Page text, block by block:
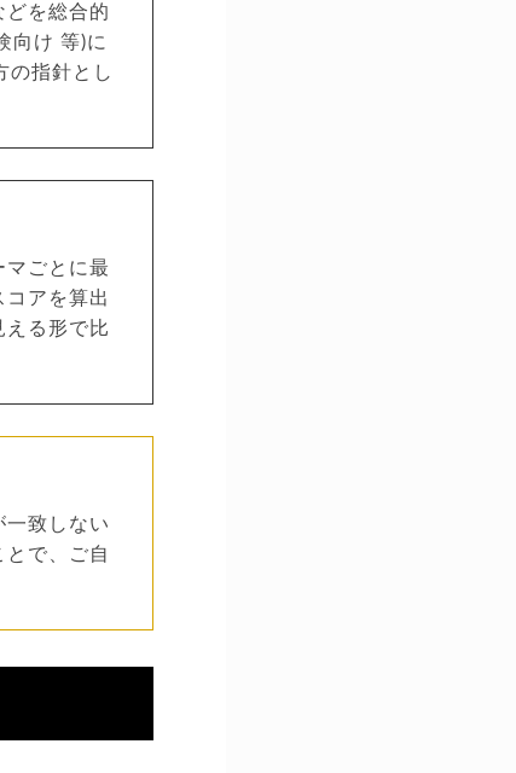
どを総合的
向け 等)に
の指針とし
マごとに最
アを算出
える形で比
一致しない
で、ご自